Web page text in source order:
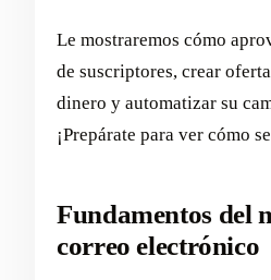
Le mostraremos cómo
de suscriptores, crear
dinero y automatizar su
¡Prepárate para ver cómo
Fundamentos del
correo electrónico